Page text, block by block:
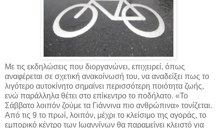
Με τις εκδηλώσεις που διοργανώνει, επιχειρεί, όπως
αναφέρεται σε σχετική ανακοίνωσή του, να αναδείξει πως το
λιγότερο αυτοκίνητο σημαίνει περισσότερη ποιότητα ζωής,
ενώ παράλληλα θέτει στο επίκεντρο το ποδήλατο. «Το
Σάββατο λοιπόν ζούμε τα Γιάννινα πιο ανθρώπινα» τονίζεται.
Από τις 9 το πρωί, λοιπόν, μέχρι το κλείσιμο της αγοράς, το
εμπορικό κέντρο των Ιωαννίνων θα παραμείνει κλειστό για